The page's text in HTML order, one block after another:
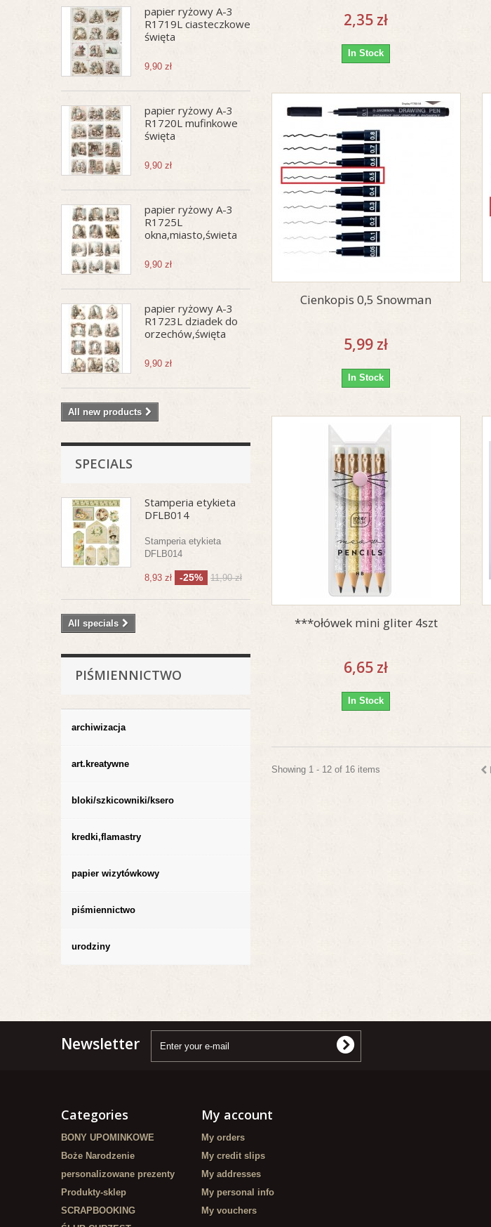
papier ryżowy A-3
R1719L ciasteczkowe
święta
9,90 zł
papier ryżowy A-3
R1720L mufinkowe
święta
9,90 zł
papier ryżowy A-3
R1725L
okna,miasto,świeta
9,90 zł
papier ryżowy A-3
R1723L dziadek do
orzechów,święta
9,90 zł
All new products
SPECIALS
Stamperia etykieta
DFLB014
Stamperia etykieta
DFLB014
8,93 zł -25% 11,90 zł
All specials
PIŚMIENNICTWO
archiwizacja
art.kreatywne
bloki/szkicowniki/ksero
kredki,flamastry
papier wizytówkowy
piśmiennictwo
urodziny
2,35 zł
In Stock
Cienkopis 0,5 Snowman
5,99 zł
In Stock
***ołówek mini gliter 4szt
6,65 zł
In Stock
Showing 1 - 12 of 16 items
Newsletter
Categories
BONY UPOMINKOWE
Boże Narodzenie
personalizowane prezenty
Produkty-sklep
SCRAPBOOKING
My account
My orders
My credit slips
My addresses
My personal info
My vouchers